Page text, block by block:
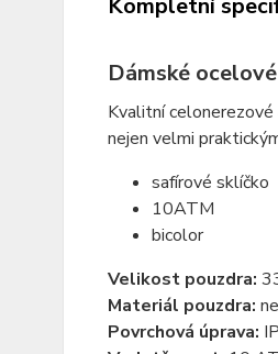
Kompletní
Dámské
Kvalitní
nejen velmi
safírové sklíčko
10ATM
bicolor
Velikost pouzdra:
Materiál pouzdra:
Povrchová úprava: